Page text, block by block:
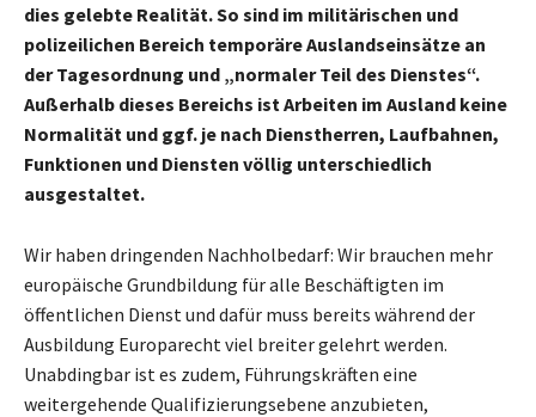
dies gelebte Realität. So sind im militärischen und
polizeilichen Bereich temporäre Auslandseinsätze an
der Tagesordnung und „normaler Teil des Dienstes“.
Außerhalb dieses Bereichs ist Arbeiten im Ausland keine
Normalität und ggf. je nach Dienstherren, Laufbahnen,
Funktionen und Diensten völlig unterschiedlich
ausgestaltet.
Wir haben dringenden Nachholbedarf: Wir brauchen mehr
europäische Grundbildung für alle Beschäftigten im
öffentlichen Dienst und dafür muss bereits während der
Ausbildung Europarecht viel breiter gelehrt werden.
Unabdingbar ist es zudem, Führungskräften eine
weitergehende Qualifizierungsebene anzubieten,